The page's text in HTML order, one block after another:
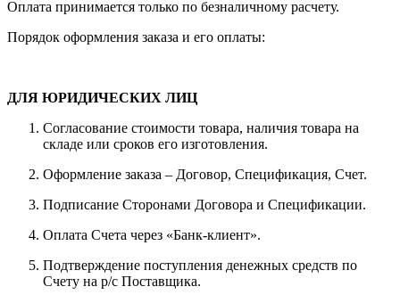
Оплата принимается только по безналичному расчету.
Порядок оформления заказа и его оплаты:
ДЛЯ ЮРИДИЧЕСКИХ ЛИЦ
Согласование стоимости товара, наличия товара на
складе или сроков его изготовления.
Оформление заказа – Договор, Спецификация, Счет.
Подписание Сторонами Договора и Спецификации.
Оплата Счета через «Банк-клиент».
Подтверждение поступления денежных средств по
Счету на р/с Поставщика.